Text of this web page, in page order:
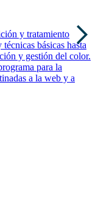
y tratamiento
básicas hasta
y gestión del color.
para la
a la web y a